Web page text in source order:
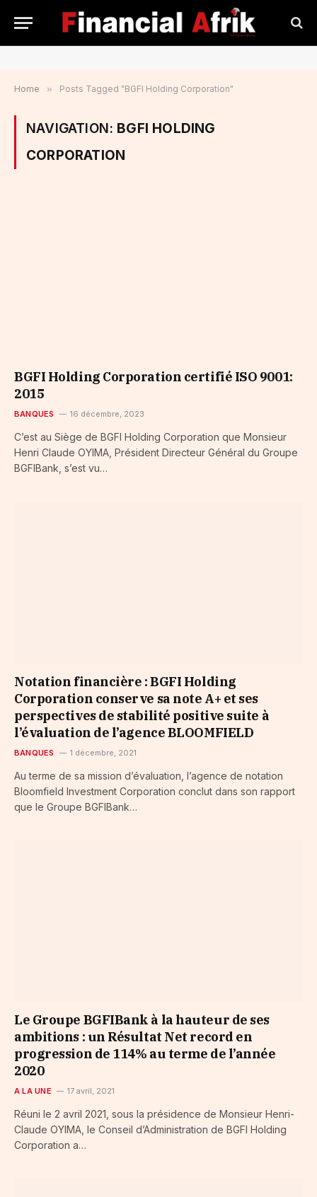
Home » Posts Tagged "BGFI Holding Corporation"
NAVIGATION: BGFI HOLDING
CORPORATION
BGFI Holding Corporation certifié ISO 9001:
2015
BANQUES 16 décembre, 2023
C’est au Siège de BGFI Holding Corporation que Monsieur
Henri Claude OYIMA, Président Directeur Général du Groupe
BGFIBank, s’est vu…
Notation financière : BGFI Holding
Corporation conserve sa note A+ et ses
perspectives de stabilité positive suite à
l’évaluation de l’agence BLOOMFIELD
BANQUES 1 décembre, 2021
Au terme de sa mission d’évaluation, l’agence de notation
Bloomfield Investment Corporation conclut dans son rapport
que le Groupe BGFIBank…
Le Groupe BGFIBank à la hauteur de ses
ambitions : un Résultat Net record en
progression de 114% au terme de l’année
2020
A LA UNE 17 avril, 2021
Réuni le 2 avril 2021, sous la présidence de Monsieur Henri-
Claude OYIMA, le Conseil d’Administration de BGFI Holding
Corporation a…